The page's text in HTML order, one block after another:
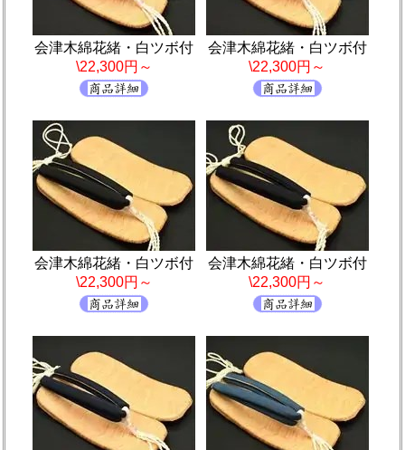
会津木綿花緒・白ツボ付
\22,300円～
会津木綿花緒・白ツボ付
\22,300円～
会津木綿花緒・白ツボ付
\22,300円～
会津木綿花緒・白ツボ付
\22,300円～